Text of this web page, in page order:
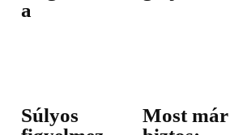
a
Súlyos
Most már